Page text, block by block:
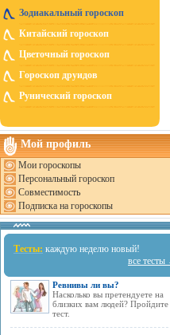
Зодиакальный гороскоп
Китайский гороскоп
Цветочный гороскоп
Гороскоп друидов
Рунический гороскоп
Мой профиль
Мои гороскопы
Персональный гороскоп
Совместимость
Подписка на гороскопы
Тесты: каждую неделю новый!
все
Ревнивы ли вы?
Насколько вы претендуете на
близких вам людей? Пройдите
тест.